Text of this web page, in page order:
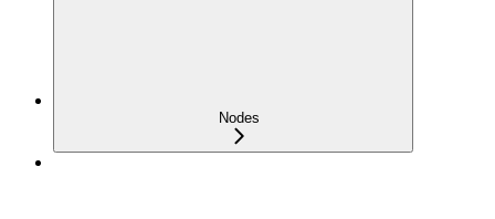
Nodes